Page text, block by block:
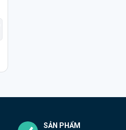
SẢN PHẨM